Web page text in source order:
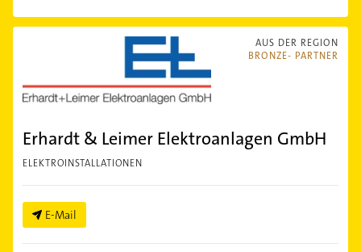
AUS DER REGION
BRONZE- PARTNER
Erhardt & Leimer Elektroanlagen GmbH
ELEKTROINSTALLATIONEN
E-Mail